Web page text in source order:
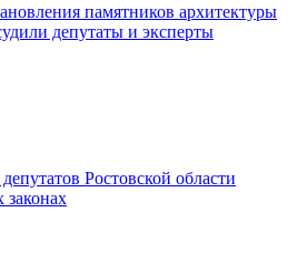
памятников архитектуры
депутаты и эксперты
Ростовской области
законах